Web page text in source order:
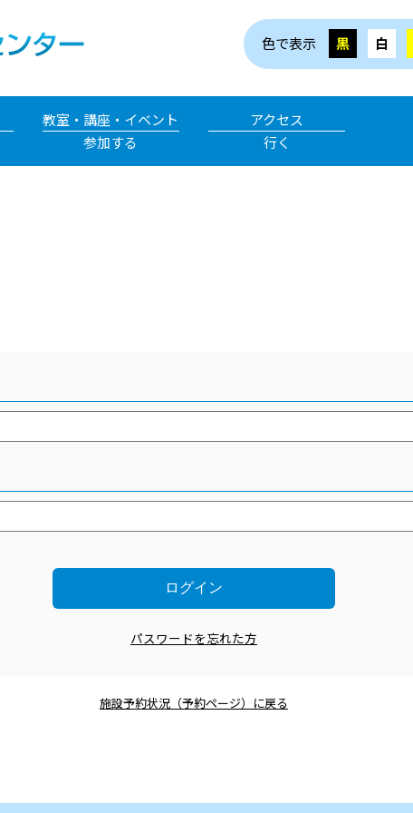
色で表示 黒 白
教室・講座・イベント
参加する
アクセス
行く
パスワードを忘れた方
施設予約状況（予約ページ）に戻る